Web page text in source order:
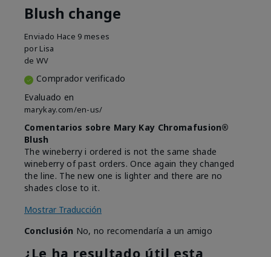
Blush change
Enviado Hace 9 meses
por Lisa
de WV
Comprador verificado
Evaluado en
marykay.com/en-us/
Comentarios sobre Mary Kay Chromafusion®
Blush
The wineberry i ordered is not the same shade
wineberry of past orders. Once again they changed
the line. The new one is lighter and there are no
shades close to it.
Mostrar Traducción
Conclusión No, no recomendaría a un amigo
¿Le ha resultado útil esta